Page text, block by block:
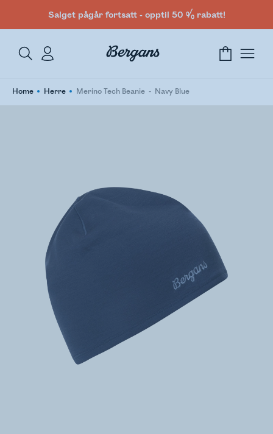
Salget pågår fortsatt - opptil 50 % rabatt!
Home Herre Merino Tech Beanie Navy Blue